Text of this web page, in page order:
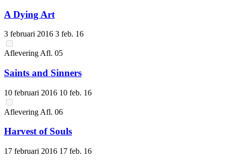
A Dying Art
3 februari 2016 3 feb. 16
Aflevering Afl. 05
Saints and Sinners
10 februari 2016 10 feb. 16
Aflevering Afl. 06
Harvest of Souls
17 februari 2016 17 feb. 16